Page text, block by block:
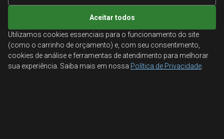
ATENDIMENTO
Orçamentos corporativos, condições para empresas
e suporte especializado.
Aceitar todos
Utilizamos cookies essenciais para o funcionamento do site
(como o carrinho de orçamento) e, com seu consentimento,
cookies de análise e ferramentas de atendimento para melhorar
sua experiência. Saiba mais em nossa Política de Privacidade